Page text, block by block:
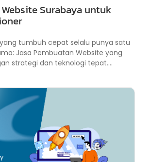
Surabaya untuk
tumbuh cepat selalu punya satu
Jasa Pembuatan Website yang
strategi dan teknologi tepat....